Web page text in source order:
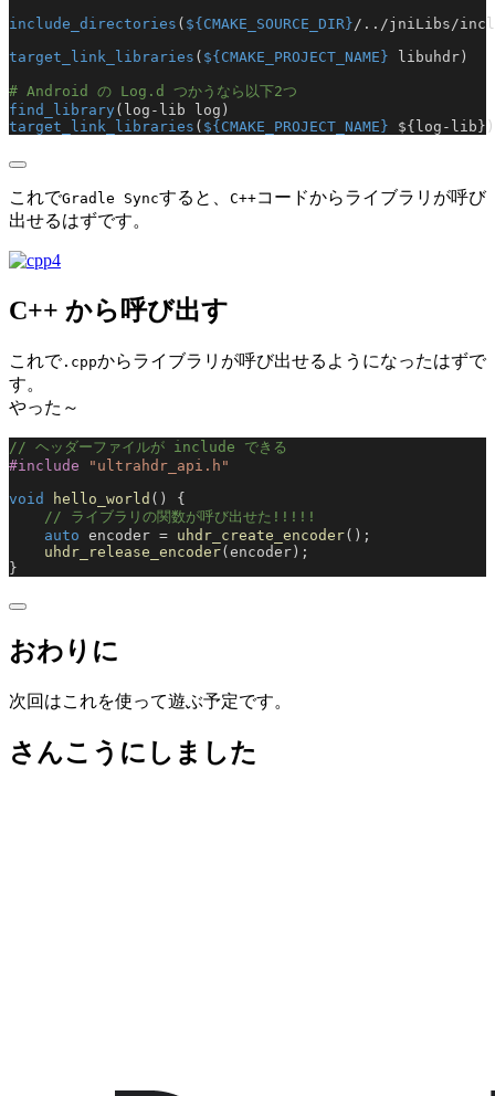
include_directories ( ${CMAKE_SOURCE_DIR} /../jniLibs/
target_link_libraries ( ${CMAKE_PROJECT_NAME} libuhdr)
# Android の Log.d つかうなら以下2つ
find_library (log-lib log)
target_link_libraries ( ${CMAKE_PROJECT_NAME} ${log-lib})
これでGradle Syncすると、 C++コードからライブラリが呼び
出せるはずです。
C++ から呼び出す
これで.cppからライブラリが呼び出せるようになったはずで
す。
やった～
// ヘッダーファイルが include できる
#include "ultrahdr_api.h"
void
hello_world () {
    // ライブラリの関数が呼び出せた!!!!!
    auto
encoder = uhdr_create_encoder();
    uhdr_release_encoder
(encoder);
}
おわりに
次回はこれを使って遊ぶ予定です。
さんこうにしました